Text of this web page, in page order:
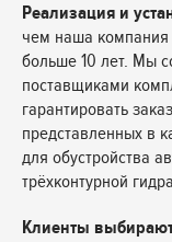
Реализация и
чем наша
больше 10 лет. Мы
поставщиками
гарантировать
представленных в
для обустройства
трёхконтурной
Клиенты